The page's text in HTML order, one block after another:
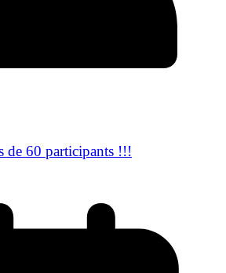
de 60 participants !!!